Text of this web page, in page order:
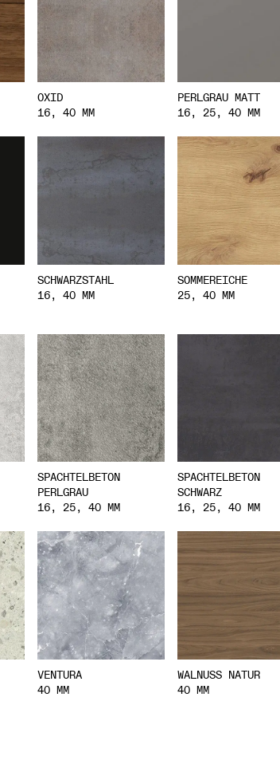
OXID
16, 40 MM
PERLGRAU MATT
16, 25, 40 MM
SCHWARZSTAHL
16, 40 MM
SOMMEREICHE
25, 40 MM
SPACHTELBETON
PERLGRAU
16, 25, 40 MM
SPACHTELBETON
SCHWARZ
16, 25, 40 MM
VENTURA
40 MM
WALNUSS NATUR
40 MM